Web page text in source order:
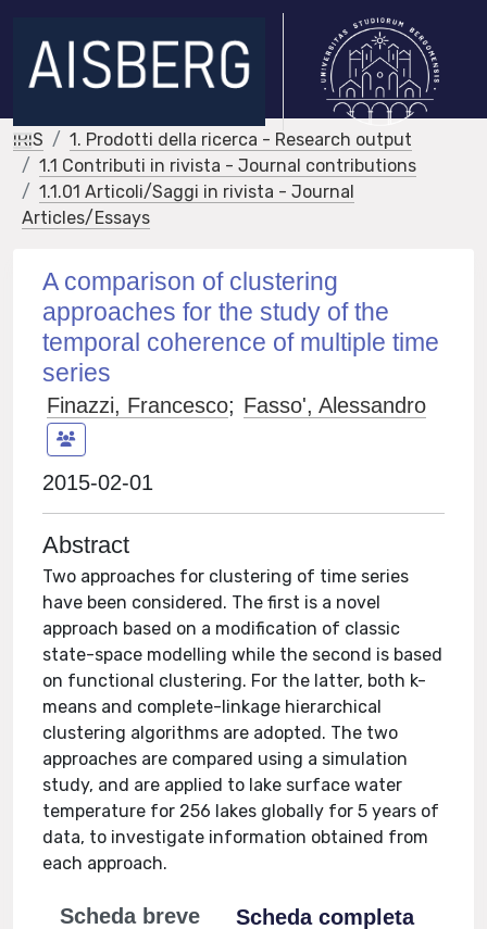
IRIS
1. Prodotti della ricerca - Research output
1.1 Contributi in rivista - Journal contributions
1.1.01 Articoli/Saggi in rivista - Journal
Articles/Essays
A comparison of clustering
approaches for the study of the
temporal coherence of multiple time
series
Finazzi, Francesco; Fasso', Alessandro
2015-02-01
Abstract
Two approaches for clustering of time series
have been considered. The first is a novel
approach based on a modification of classic
state-space modelling while the second is based
on functional clustering. For the latter, both k-
means and complete-linkage hierarchical
clustering algorithms are adopted. The two
approaches are compared using a simulation
study, and are applied to lake surface water
temperature for 256 lakes globally for 5 years of
data, to investigate information obtained from
each approach.
Scheda breve
Scheda completa